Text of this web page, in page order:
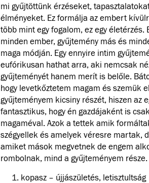
mi gyűjtöttünk érzéseket,
élményeket. Ez formálja az embert
több mint egy fogalom, ez egy életérzés.
minden ember, gyűjtemény más és
maga módján. Egy ennyire intim
eufórikusan hathat arra, aki nemcsak
gyűjteményét hanem merít is belőle.
hogy levetkőztetem magam és szemük
gyűjteményem kicsiny részét, hiszen az
fantasztikus, hogy én gazdájaként is
magaméval. Azok a tettek amik
szégyellek és amelyek véresre martak,
amiket mások megvetnek de engem
rombolnak, mind a gyűjteményem része.
kopasz – újjászületés, letisztultság